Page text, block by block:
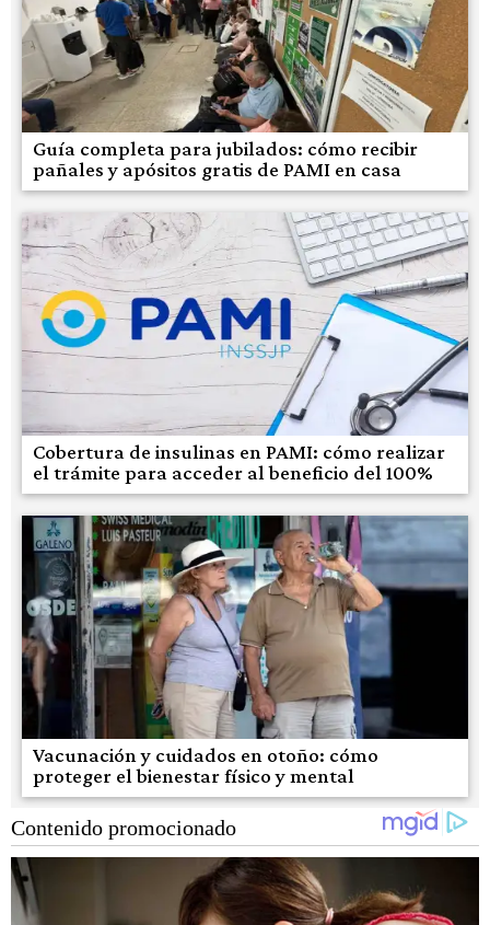
Guía completa para jubilados: cómo recibir
pañales y apósitos gratis de PAMI en casa
Cobertura de insulinas en PAMI: cómo realizar
el trámite para acceder al beneficio del 100%
Vacunación y cuidados en otoño: cómo
proteger el bienestar físico y mental